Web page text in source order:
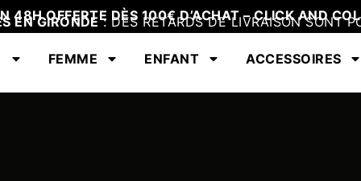
48H OFFERTE DÈS 100€ D’ACHAT – CLICK AND
EN GIRONDE: DES RETARDS DE LIVRAISON SONT
FEMME ENFANT ACCESSOIRES